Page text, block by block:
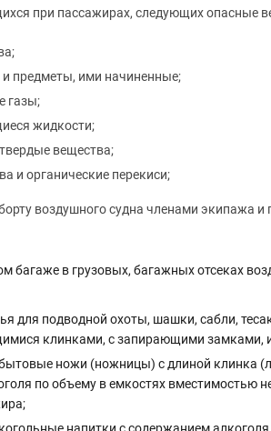
при пассажирах, следующих опасные
предметы, ими начиненные;
газы;
жидкости;
вещества;
и органические перекиси;
воздушного судна членами экипажа
багаже в грузовых, багажных отсеках
для подводной охоты, шашки, сабли,
клинками, с запирающими замками,
ножи (ножницы) с длиной клинка
по объему в емкостях вместимостью